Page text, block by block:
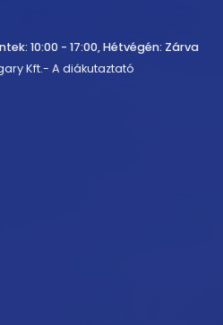
10:00 - 17:00, Hétvégén: Zárva
Kft.- A diákutaztató